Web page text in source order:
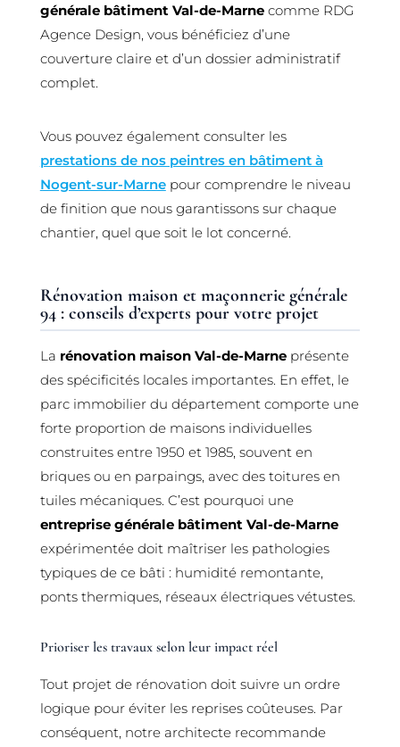
générale bâtiment Val-de-Marnecomme RDG
Agence Design, vous bénéficiez d’une
couverture claire et d’un dossier administratif
complet.
Vous pouvez également consulter les
prestations de nos peintres en bâtiment à
Nogent-sur-Marnepour comprendre le niveau
de finition que nous garantissons sur chaque
chantier, quel que soit le lot concerné.
Rénovation maison et maçonnerie générale
94 : conseils d’experts pour votre projet
La rénovation maison Val-de-Marneprésente
des spécificités locales importantes. En effet, le
parc immobilier du département comporte une
forte proportion de maisons individuelles
construites entre 1950 et 1985, souvent en
briques ou en parpaings, avec des toitures en
tuiles mécaniques. C’est pourquoi une
entreprise générale bâtiment Val-de-Marne
expérimentée doit maîtriser les pathologies
typiques de ce bâti : humidité remontante,
ponts thermiques, réseaux électriques vétustes.
Prioriser les travaux selon leur impact réel
Tout projet de rénovation doit suivre un ordre
logique pour éviter les reprises coûteuses. Par
conséquent, notre architecte recommande